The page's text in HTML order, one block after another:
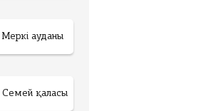
Меркі ауданы
Семей қаласы